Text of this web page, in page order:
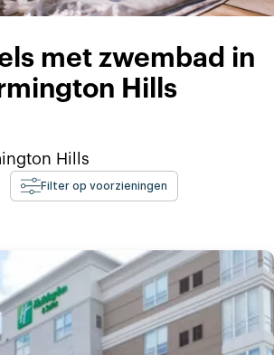
met zwembad in
Hills
Hills
Filter op voorzieningen